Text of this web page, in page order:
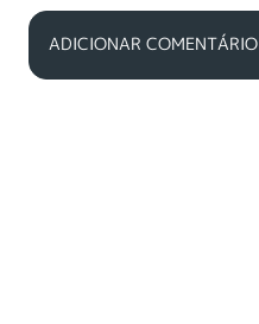
ADICIONAR COMENTÁRIO